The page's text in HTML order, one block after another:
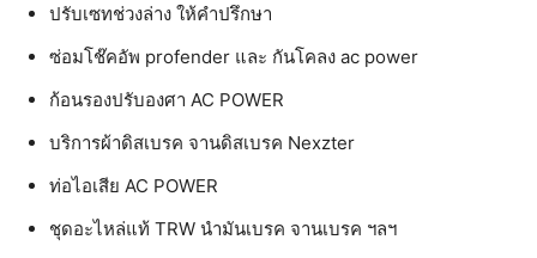
ปรับเซทช่วงล่าง ให้คำปรึกษา
ซ่อมโช๊คอัพ profender และ กันโคลง ac power
ก้อนรองปรับองศา AC POWER
บริการผ้าดิสเบรค จานดิสเบรค Nexzter
ท่อไอเสีย AC POWER
ชุดอะไหล่แท้ TRW นำมันเบรค จานเบรค ฯลฯ